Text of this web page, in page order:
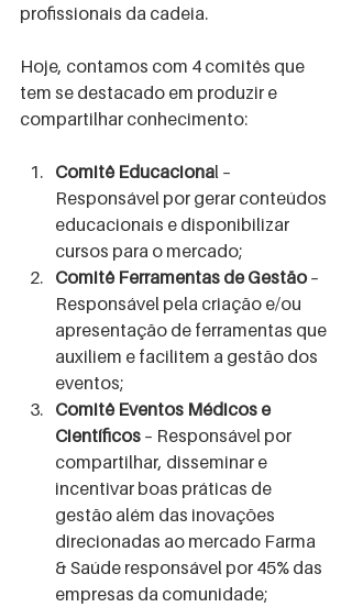
profissionais da cadeia.
Hoje, contamos com 4 comitês que
tem se destacado em produzir e
compartilhar conhecimento:
Comitê Educacional –
Responsável por gerar conteúdos
educacionais e disponibilizar
cursos para o mercado;
Comitê Ferramentas de Gestão –
Responsável pela criação e/ou
apresentação de ferramentas que
auxiliem e facilitem a gestão dos
eventos;
Comitê Eventos Médicos e
Científicos – Responsável por
compartilhar, disseminar e
incentivar boas práticas de
gestão além das inovações
direcionadas ao mercado Farma
& Saúde responsável por 45% das
empresas da comunidade;